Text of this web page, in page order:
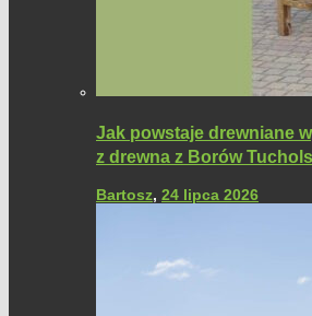
Jak powstaje drewniane
z drewna z Borów
Bartosz, 24 lipca 2026